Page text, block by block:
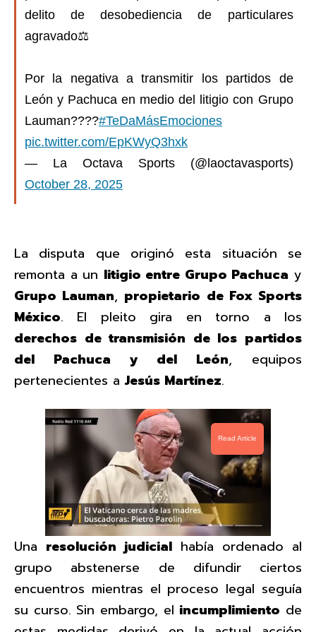
delito de desobediencia de particulares
agravado⚖️
Por la negativa a transmitir los partidos de
León y Pachuca en medio del litigio con Grupo
Lauman????#TeDaMásEmociones
pic.twitter.com/EpKWyQ3hxk
— La Octava Sports (@laoctavasports)
October 28, 2025
La disputa que originó esta situación se
remonta a un litigio entre Grupo Pachuca y
Grupo Lauman, propietario de Fox Sports
México. El pleito gira en torno a los
derechos de transmisión de los partidos
del Pachuca y del León, equipos
pertenecientes a Jesús Martínez.
Read Article
Una resolución judicial había ordenado al
grupo abstenerse de difundir ciertos
encuentros mientras el proceso legal seguía
su curso. Sin embargo, el incumplimiento de